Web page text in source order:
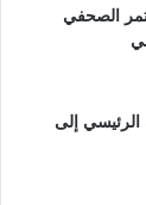
الصحفي
الرئيسي إلى